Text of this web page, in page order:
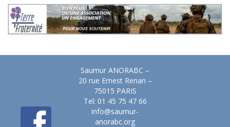
Saumur ANORABC –
20 rue Ernest Renan –
75015 PARIS
Tel: 01 45 75 47 66
info@saumur-
anorabc.org